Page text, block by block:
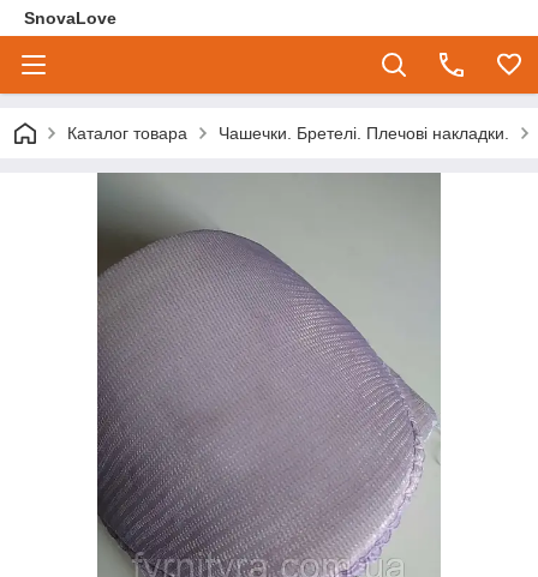
SnovaLove
Каталог товара Чашечки. Бретелі. Плечові накладки.